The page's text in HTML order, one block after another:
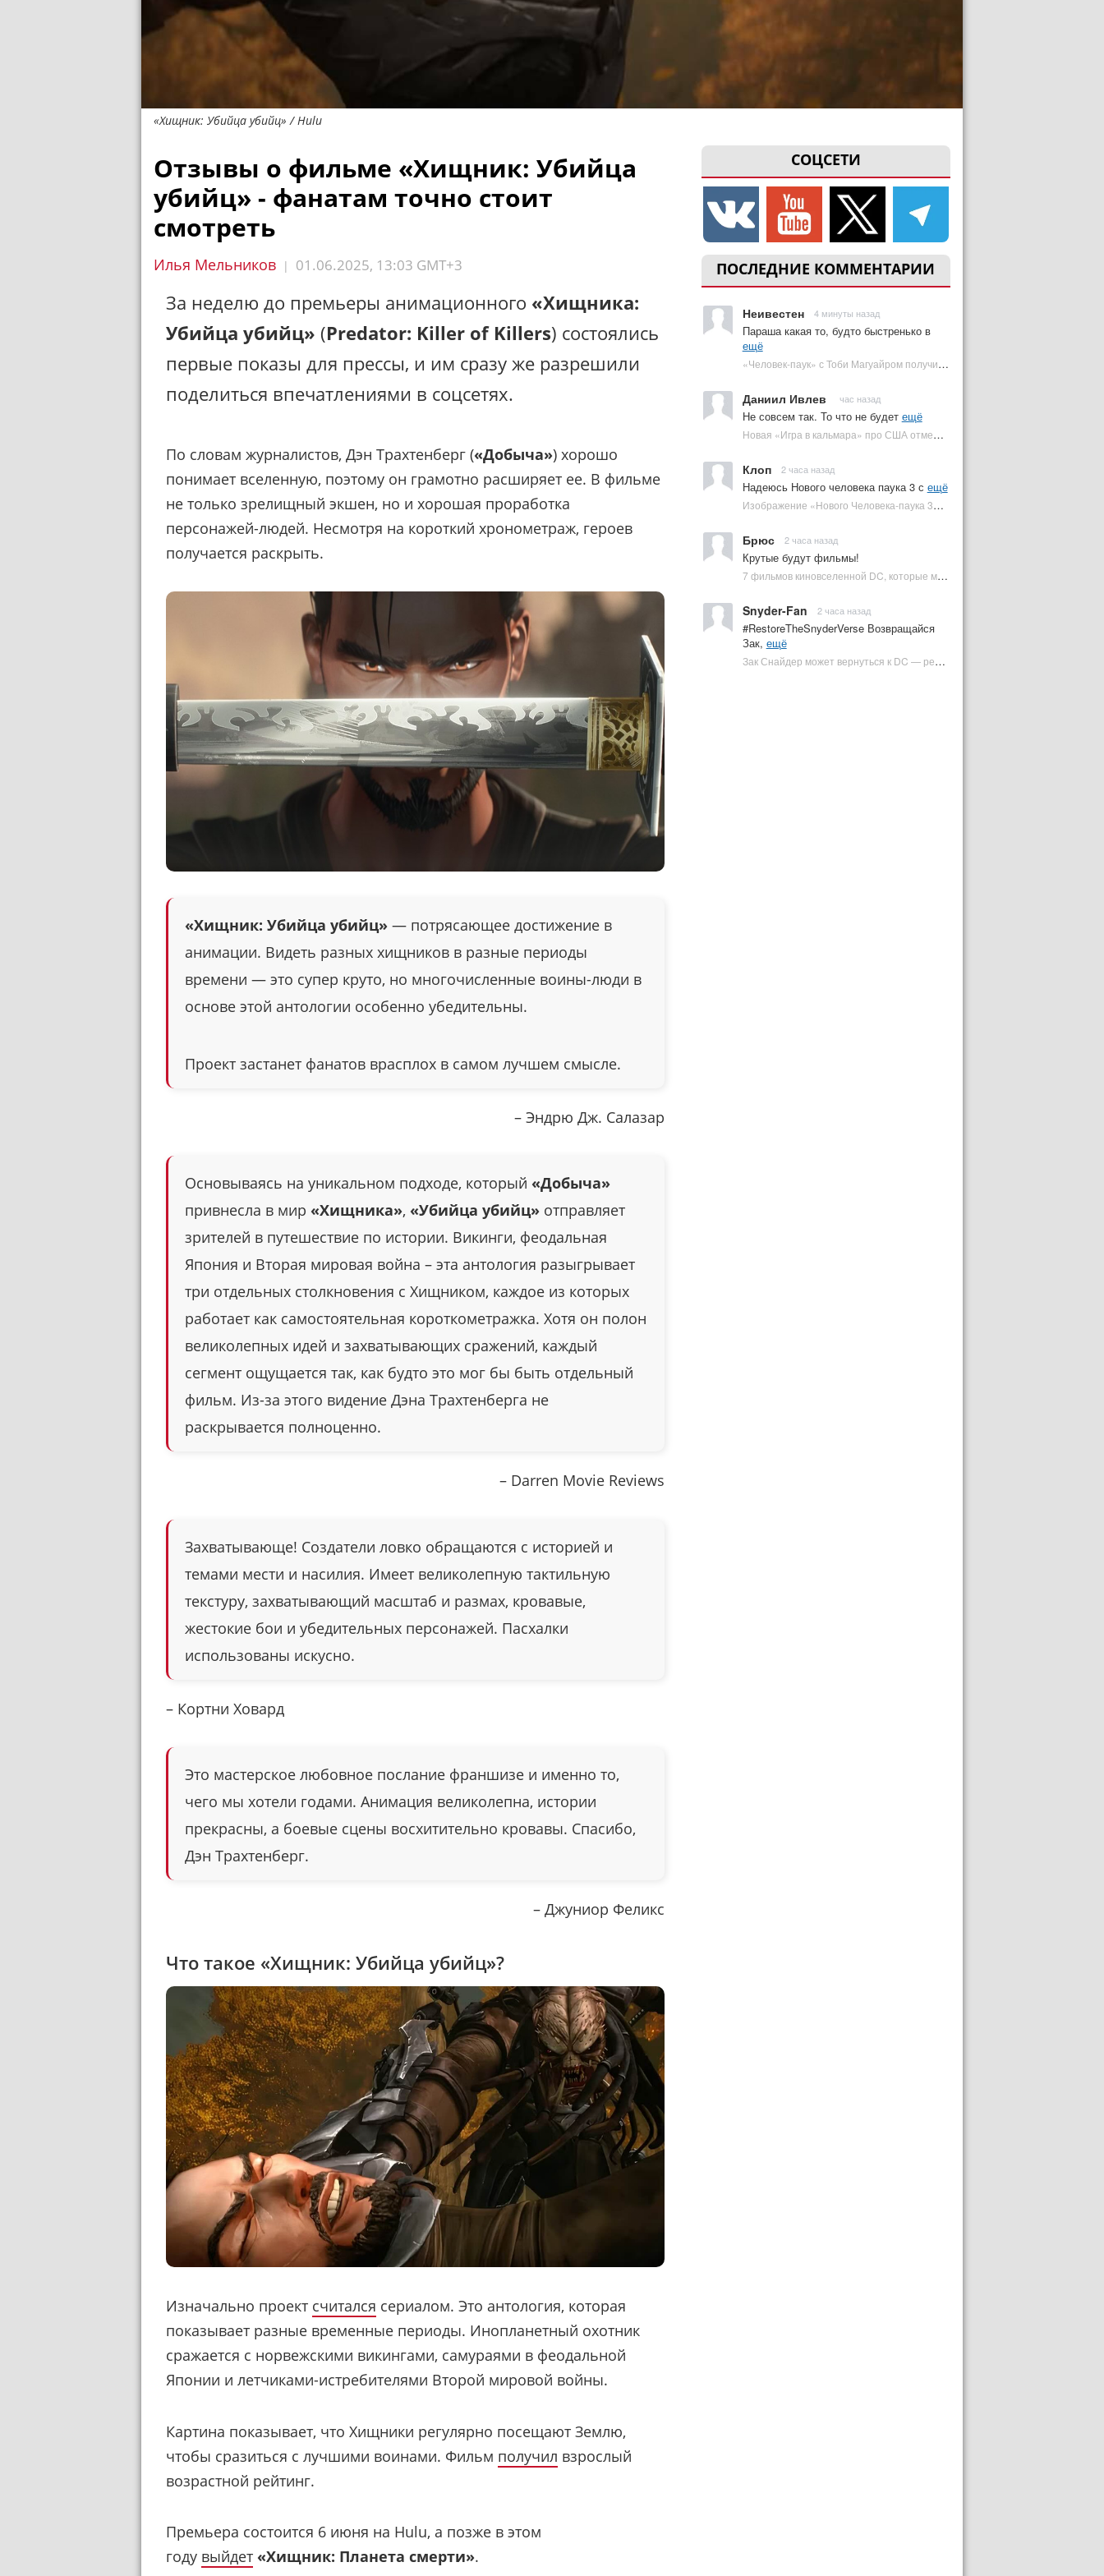
«Хищник: Убийца убийц» / Hulu
СОЦСЕТИ
ПОСЛЕДНИЕ КОММЕНТАРИИ
Неивестен 4 минуты назад
Параша какая то, будто быстренько в
ещё
«Человек-паук» с Тоби Магуайром получил новый постер | Plugged In Ru
Даниил Ивлев час назад
Не совсем так. То что не будет ещё
Новая «Игра в кальмара» про США отменена | Plugged In Ru
Клоп 2 часа назад
Надеюсь Нового человека паука 3 с ещё
Изображение «Нового Человека-паука 3» подтвердило Зловещую шестерку | Plugged In Ru
Брюс 2 часа назад
Крутые будут фильмы!
7 фильмов киновселенной DC, которые может снять Зак Снайдер | Plugged In Ru
Snyder-Fan 2 часа назад
#RestoreTheSnyderVerse Возвращайся
Зак, ещё
Зак Снайдер может вернуться к DC — режиссер общался с Warner Bros. (фото) | Plugged In Ru
Отзывы о фильме «Хищник: Убийца
убийц» - фанатам точно стоит
смотреть
Илья Мельников | 01.06.2025, 13:03 GMT+3
За неделю до премьеры анимационного «Хищника:
Убийца убийц» (Predator: Killer of Killers) состоялись
первые показы для прессы, и им сразу же разрешили
поделиться впечатлениями в соцсетях.
По словам журналистов, Дэн Трахтенберг («Добыча») хорошо
понимает вселенную, поэтому он грамотно расширяет ее. В фильме
не только зрелищный экшен, но и хорошая проработка
персонажей-людей. Несмотря на короткий хронометраж, героев
получается раскрыть.
«Хищник: Убийца убийц» — потрясающее достижение в
анимации. Видеть разных хищников в разные периоды
времени — это супер круто, но многочисленные воины-люди в
основе этой антологии особенно убедительны.
Проект застанет фанатов врасплох в самом лучшем смысле.
– Эндрю Дж. Салазар
Основываясь на уникальном подходе, который «Добыча»
привнесла в мир «Хищника», «Убийца убийц» отправляет
зрителей в путешествие по истории. Викинги, феодальная
Япония и Вторая мировая война – эта антология разыгрывает
три отдельных столкновения с Хищником, каждое из которых
работает как самостоятельная короткометражка. Хотя он полон
великолепных идей и захватывающих сражений, каждый
сегмент ощущается так, как будто это мог бы быть отдельный
фильм. Из-за этого видение Дэна Трахтенберга не
раскрывается полноценно.
– Darren Movie Reviews
Захватывающе! Создатели ловко обращаются с историей и
темами мести и насилия. Имеет великолепную тактильную
текстуру, захватывающий масштаб и размах, кровавые,
жестокие бои и убедительных персонажей. Пасхалки
использованы искусно.
– Кортни Ховард
Это мастерское любовное послание франшизе и именно то,
чего мы хотели годами. Анимация великолепна, истории
прекрасны, а боевые сцены восхитительно кровавы. Спасибо,
Дэн Трахтенберг.
– Джуниор Феликс
Что такое «Хищник: Убийца убийц»?
Изначально проект считался сериалом. Это антология, которая
показывает разные временные периоды. Инопланетный охотник
сражается с норвежскими викингами, самураями в феодальной
Японии и летчиками-истребителями Второй мировой войны.
Картина показывает, что Хищники регулярно посещают Землю,
чтобы сразиться с лучшими воинами. Фильм получил взрослый
возрастной рейтинг.
Премьера состоится 6 июня на Hulu, а позже в этом
году выйдет «Хищник: Планета смерти».